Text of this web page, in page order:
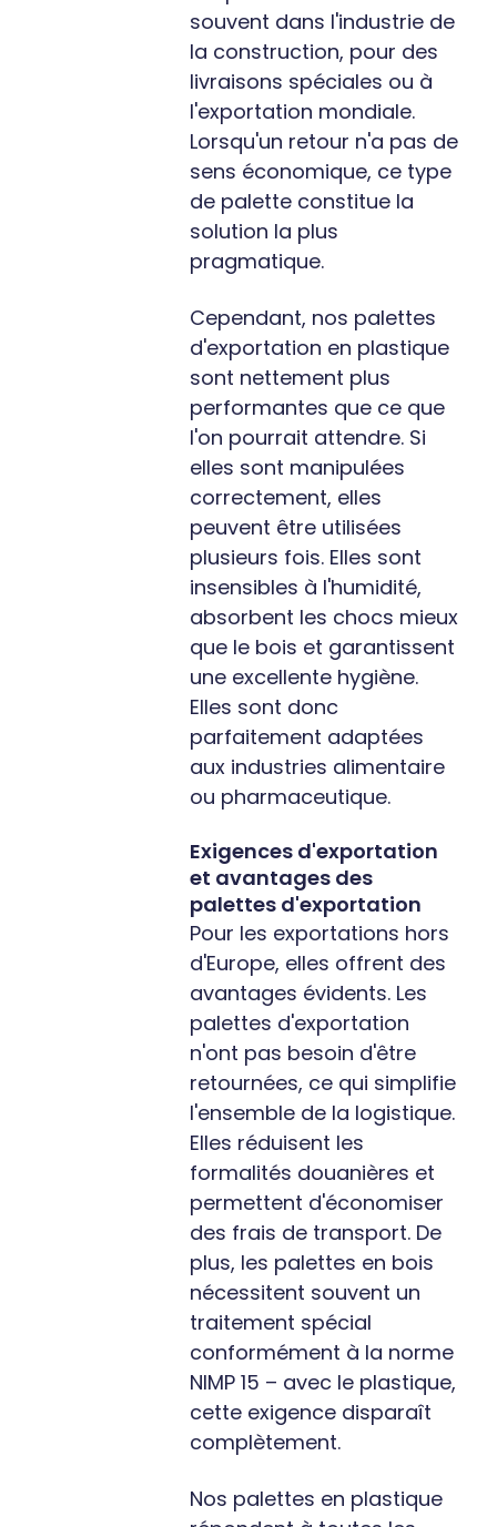
souvent dans l'industrie de
la construction, pour des
livraisons spéciales ou à
l'exportation mondiale.
Lorsqu'un retour n'a pas de
sens économique, ce type
de palette constitue la
solution la plus
pragmatique.
Cependant, nos palettes
d'exportation en plastique
sont nettement plus
performantes que ce que
l'on pourrait attendre. Si
elles sont manipulées
correctement, elles
peuvent être utilisées
plusieurs fois. Elles sont
insensibles à l'humidité,
absorbent les chocs mieux
que le bois et garantissent
une excellente hygiène.
Elles sont donc
parfaitement adaptées
aux industries alimentaire
ou pharmaceutique.
Exigences d'exportation
et avantages des
palettes d'exportation
Pour les exportations hors
d'Europe, elles offrent des
avantages évidents. Les
palettes d'exportation
n'ont pas besoin d'être
retournées, ce qui simplifie
l'ensemble de la logistique.
Elles réduisent les
formalités douanières et
permettent d'économiser
des frais de transport. De
plus, les palettes en bois
nécessitent souvent un
traitement spécial
conformément à la norme
NIMP 15 – avec le plastique,
cette exigence disparaît
complètement.
Nos palettes en plastique